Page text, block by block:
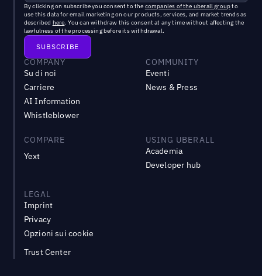
By clicking on subscribe you consent to the companies of the uberall groupto
use this data for email marketing on our products, services, and market trends as
described here. You can withdraw this consent at any time without affecting the
lawfulness of the processing before its withdrawal.
COMPANY
Su di noi
Carriere
AI Information
Whistleblower
COMMUNITY
Eventi
News & Press
COMPARE
Yext
USING UBERALL
Academia
Developer hub
LEGAL
Imprint
Privacy
Opzioni sui cookie
Trust Center